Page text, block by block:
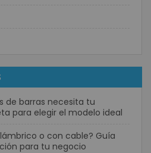
de barras necesita tu
para elegir el modelo ideal
o con cable? Guía
para tu negocio